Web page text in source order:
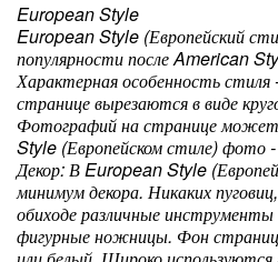
European Style
European Style (Европейский
популярности после American
Характерная особенность
странице вырезаются в виде
Фотографий на странице
Style (Европейском стиле) фото -
Декор: В European Style
минимум декора. Никаких
обиходе различные
фигурные ножницы. Фон